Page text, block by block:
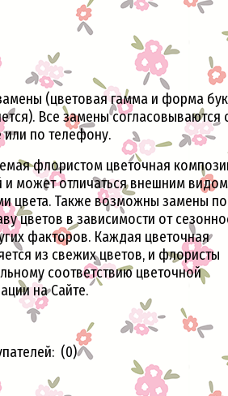
(цветовая гамма и форма
Все замены согласовываются
или по телефону.
флористом цветочная
и может отличаться внешним
цвета. Также возможны замены по
цветов в зависимости от
факторов. Каждая цветочная
из свежих цветов, и флористы
соответствию цветочной
на Сайте.
(0)